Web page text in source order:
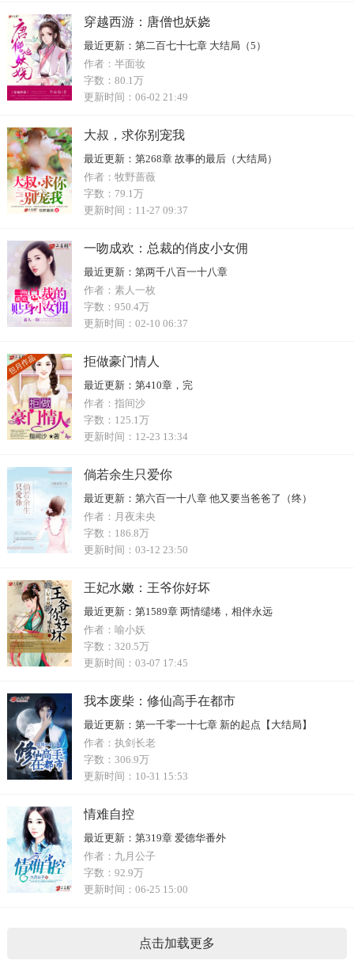
穿越西游：唐僧也妖娆
最近更新： 第二百七十七章 大结局（5）
作者： 半面妆
字数： 80.1万
更新时间： 06-02 21:49
大叔，求你别宠我
最近更新： 第268章 故事的最后（大结局）
作者： 牧野蔷薇
字数： 79.1万
更新时间： 11-27 09:37
一吻成欢：总裁的俏皮小女佣
最近更新： 第两千八百一十八章
作者： 素人一枚
字数： 950.4万
更新时间： 02-10 06:37
拒做豪门情人
最近更新： 第410章，完
作者： 指间沙
字数： 125.1万
更新时间： 12-23 13:34
倘若余生只爱你
最近更新： 第六百一十八章 他又要当爸爸了（终）
作者： 月夜未央
字数： 186.8万
更新时间： 03-12 23:50
王妃水嫩：王爷你好坏
最近更新： 第1589章 两情缱绻，相伴永远
作者： 喻小妖
字数： 320.5万
更新时间： 03-07 17:45
我本废柴：修仙高手在都市
最近更新： 第一千零一十七章 新的起点【大结局】
作者： 执剑长老
字数： 306.9万
更新时间： 10-31 15:53
情难自控
最近更新： 第319章 爱德华番外
作者： 九月公子
字数： 92.9万
更新时间： 06-25 15:00
点击加载更多